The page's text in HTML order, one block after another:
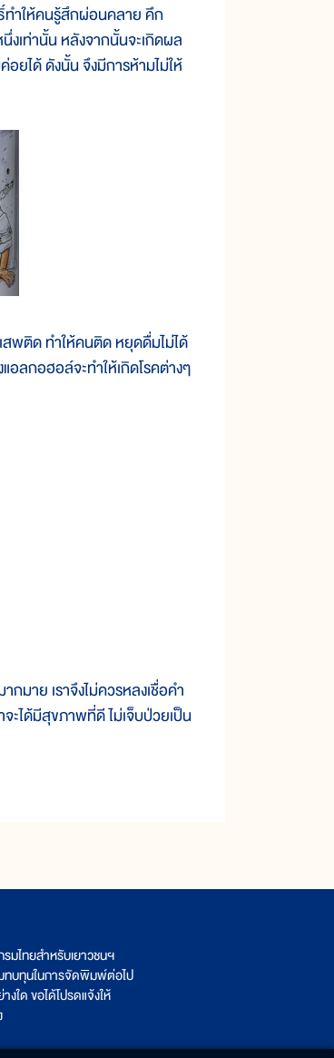
ทำให้คนรู้สึกผ่อนคลาย คึก
งเท่านั้น หลังจากนั้นจะเกิดผล
อยได้ ดังนั้น จึงมีการห้ามไม่ให้
ติด ทำให้คนติด หยุดดื่มไม่ได้
อลกอฮอล์จะทำให้เกิดโรคต่างๆ
มาย เราจึงไม่ควรหลงเชื่อคำ
ะได้มีสุขภาพที่ดี ไม่เจ็บป่วยเป็น
มไทยสำหรับเยาวชนฯ
มทบทุนในการจัดพิมพ์ต่อไป
ใด ขอได้โปรดแจ้งให้